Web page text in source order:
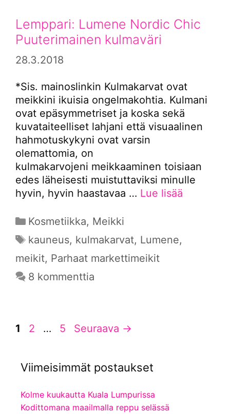
Lemppari: Lumene Nordic Chic
Puuterimainen kulmaväri
28.3.2018
*Sis. mainoslinkin Kulmakarvat ovat
meikkini ikuisia ongelmakohtia. Kulmani
ovat epäsymmetriset ja koska sekä
kuvataiteelliset lahjani että visuaalinen
hahmotuskykyni ovat varsin
olemattomia, on
kulmakarvojeni meikkaaminen toisiaan
edes läheisesti muistuttaviksi minulle
hyvin, hyvin haastavaa … Lue lisää
Kategoriat
Kosmetiikka, Meikki
Avainsanat
kauneus, kulmakarvat, Lumene,
meikit, Parhaat markettimeikit
8 kommenttia
Sivu
1 Sivu
2 … Sivu
5 Seuraava →
Viimeisimmät postaukset
Kolme kuukautta Kuala Lumpurissa
Kodittomana maailmalla reppu selässä